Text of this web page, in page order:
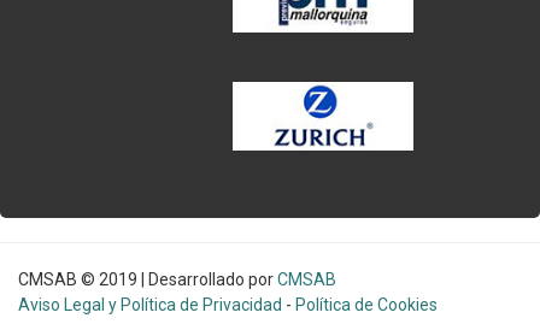
CMSAB © 2019 | Desarrollado porCMSAB
Aviso Legal y Política de Privacidad - Política de Cookies